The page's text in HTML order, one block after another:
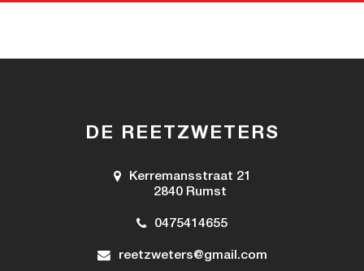
DE REETZWETERS
Kerremansstraat 21
2840 Rumst
0475414655
reetzweters@gmail.com